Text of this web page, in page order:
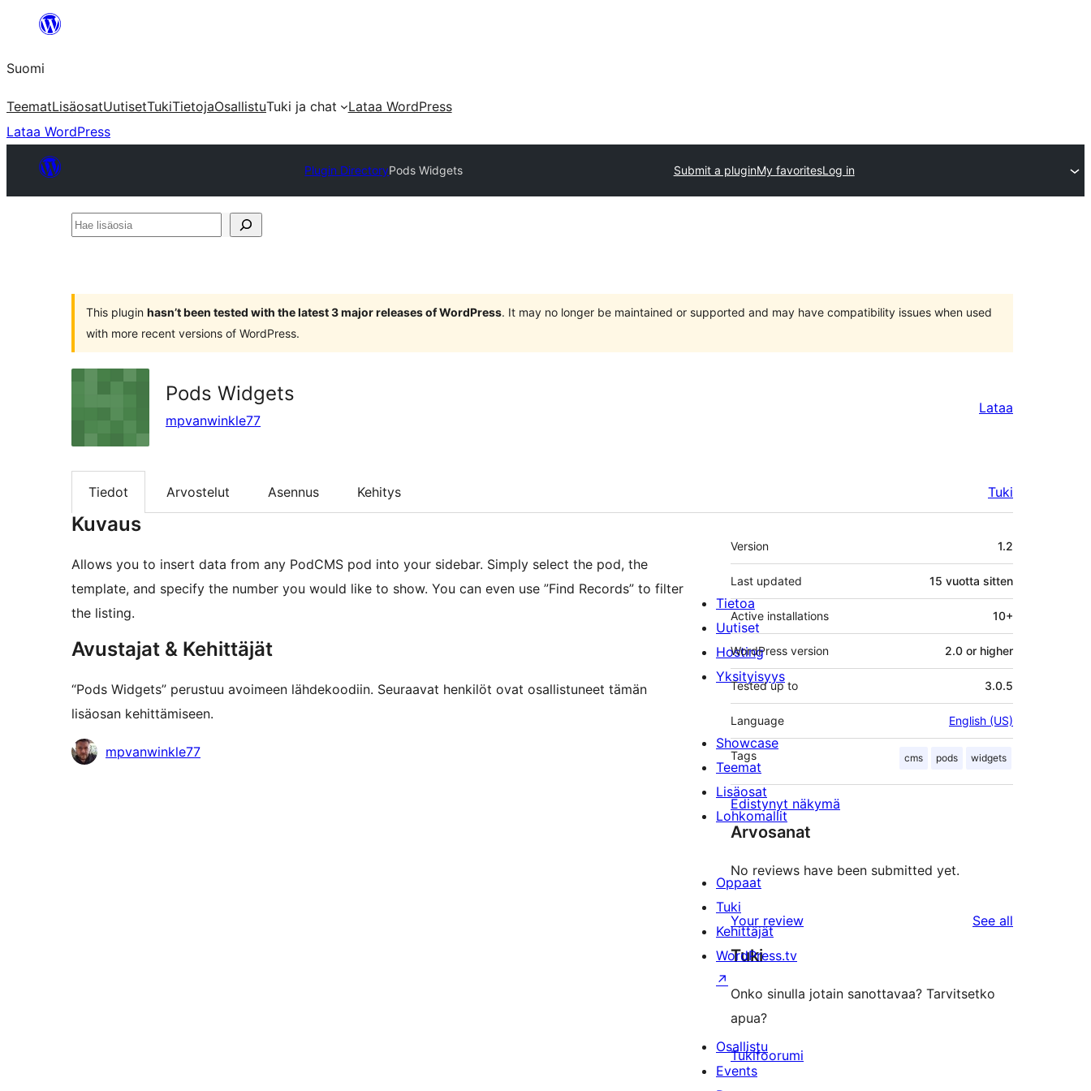
Suomi
TeematLisäosatUutisetTukiTietojaOsallistuTuki ja chat
Lataa WordPress
Lataa WordPress
Plugin DirectoryPods Widgets Submit a pluginMy favoritesLog in
Hae
This plugin hasn’t been tested with the latest 3 major releases of WordPress. It may no longer be maintained or supported and may have compatibility issues when used
with more recent versions of WordPress.
Pods Widgets
mpvanwinkle77
Lataa
Tiedot Arvostelut Asennus Kehitys Tuki
Kuvaus
Allows you to insert data from any PodCMS pod into your sidebar. Simply select the pod, the
template, and specify the number you would like to show. You can even use ”Find Records” to filter
the listing.
Avustajat & Kehittäjät
“Pods Widgets” perustuu avoimeen lähdekoodiin. Seuraavat henkilöt ovat osallistuneet tämän
lisäosan kehittämiseen.
Avustajatmpvanwinkle77
Metatiedot
Version 1.2
Last updated 15 vuotta sitten
Active installations 10+
WordPress version 2.0 or higher
Tested up to 3.0.5
Language English (US)
Tags cms pods widgets
Edistynyt näkymä
Arvosanat
No reviews have been submitted yet.
Your review See all
Tuki
Onko sinulla jotain sanottavaa? Tarvitsetko
apua?
Tukifoorumi
Tietoa
Uutiset
Hosting
Yksityisyys
Showcase
Teemat
Lisäosat
Lohkomallit
Oppaat
Tuki
Kehittäjät
WordPress.tv
↗
Osallistu
Events